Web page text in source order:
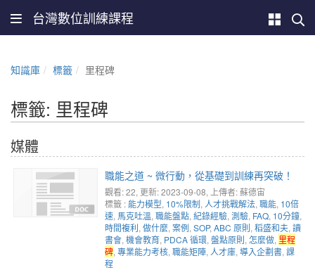
台灣數位訓練課程
知識庫 標籤 里程碑
標籤: 里程碑
媒體
職能之道 ~ 微行動，從基礎到訓練再突破！
觀看: 22, 更新: 2023-09-08, 上傳者: 蘇德宙
標籤 : 能力模型, 10%限制, 人才挑戰解法, 職能, 10倍
速, 馬克吐溫, 職能盤點, 紀錄經驗, 測驗, FAQ, 10分鐘,
時間複利, 做什麼, 案例, SOP, ABC 原則, 稻盛和夫, 讀
書會, 機會教育, PDCA 循環, 盤點原則, 怎麼做, 里程
碑, 專業能力考核, 職能矩陣, 人才庫, 導入企劃書, 課
程